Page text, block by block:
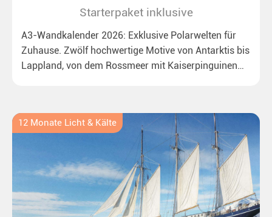
Starterpaket inklusive
A3-Wandkalender 2026: Exklusive Polarwelten für
Zuhause. Zwölf hochwertige Motive von Antarktis bis
Lappland, von dem Rossmeer mit Kaiserpinguinen
12 Monate Licht & Kälte